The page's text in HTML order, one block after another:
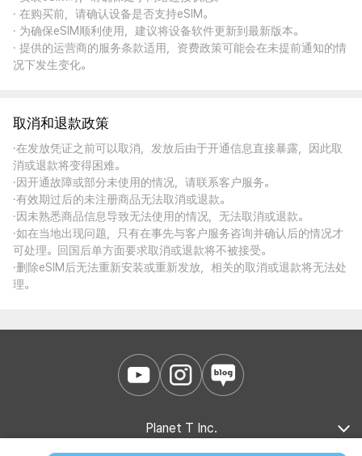
· 在购买前，请确认设备是否支持eSIM。
· 为确保eSIM顺利使用，建议将设备软件更新到最新版本。
· 提供的运营商的服务条款适用，资费政策可能会在未提前通知的情
况下发生变化。
取消和退款政策
·在发放凭证之前可以取消，发放后由于开通信息直接暴露，因此取
消或退款将变得困难。
·因开通故障或部分未使用的情况，请联系客户服务。
·有效期过后的未注册商品无法取消或退款。
·因未熟悉商品信息导致无法使用的情况，无法取消或退款。
·如在当地出现问题，只有在事先与客户服务咨询并确认后的情况才
可处理。回国后单方面要求取消或退款将不被接受。
·删除eSIM后无法重新安装或重新发放，相关的取消或退款将无法处
理。
Planet T Inc.